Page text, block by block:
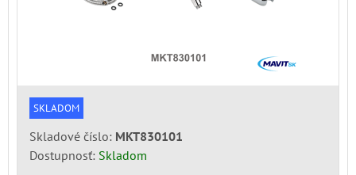
SKLADOM
Skladové číslo: MKT830101
Dostupnosť: Skladom